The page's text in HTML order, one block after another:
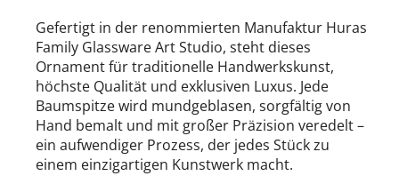
Gefertigt in der renommierten Manufaktur Huras
Family Glassware Art Studio, steht dieses
Ornament für traditionelle Handwerkskunst,
höchste Qualität und exklusiven Luxus. Jede
Baumspitze wird mundgeblasen, sorgfältig von
Hand bemalt und mit großer Präzision veredelt –
ein aufwendiger Prozess, der jedes Stück zu
einem einzigartigen Kunstwerk macht.